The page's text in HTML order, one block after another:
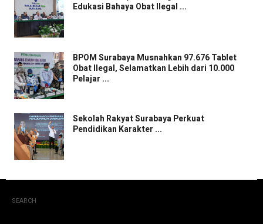
Edukasi Bahaya Obat Ilegal ...
BPOM Surabaya Musnahkan 97.676 Tablet
Obat Ilegal, Selamatkan Lebih dari 10.000
Pelajar ...
Sekolah Rakyat Surabaya Perkuat
Pendidikan Karakter ...
SEARCH